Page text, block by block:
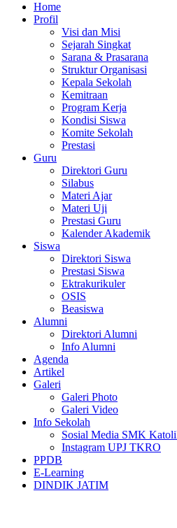
Home
Profil
Visi dan Misi
Sejarah Singkat
Sarana & Prasarana
Struktur Organisasi
Kepala Sekolah
Kemitraan
Program Kerja
Kondisi Siswa
Komite Sekolah
Prestasi
Guru
Direktori Guru
Silabus
Materi Ajar
Materi Uji
Prestasi Guru
Kalender Akademik
Siswa
Direktori Siswa
Prestasi Siswa
Ektrakurikuler
OSIS
Beasiswa
Alumni
Direktori Alumni
Info Alumni
Agenda
Artikel
Galeri
Galeri Photo
Galeri Video
Info Sekolah
Sosial Media SMK
Instagram UPJ TKRO
PPDB
E-Learning
DINDIK JATIM